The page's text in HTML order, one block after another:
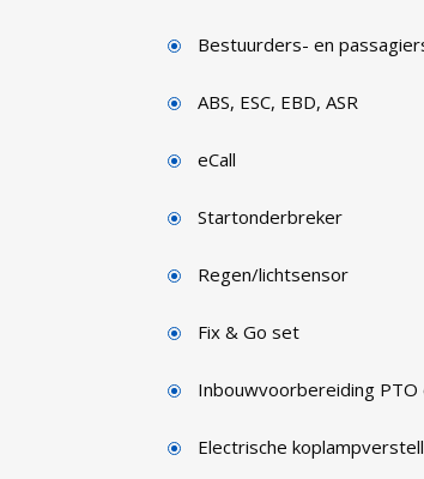
Bestuurders- en
ABS, ESC, EBD, ASR
eCall
Startonderbreker
Regen/lichtsensor
Fix & Go set
Inbouwvoorbereiding PTO
Electrische